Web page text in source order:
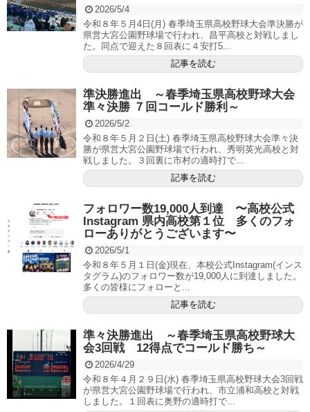
2026/5/4
令和８年５月4日(月) 春季埼玉県高校野球大会準決勝が
県営大宮公園野球場で行われ、昌平高校と対戦しまし
た。同点で迎えた８回表に４安打5...
記事を読む
準決勝進出 ～春季埼玉県高校野球大会
準々決勝 ７回コールド勝利～
2026/5/2
令和８年５月２日(土) 春季埼玉県高校野球大会準々決
勝が県営大宮公園野球場で行われ、秀明英光高校と対
戦しました。３回裏に市村の適時打で...
記事を読む
フォロワー数19,000人到達 〜高校公式
Instagram 県内高校第１位 多くのフォ
ローありがとうございます〜
2026/5/1
令和８年５月１日(金)現在、本校公式Instagram(インス
タグラム)のフォロワー数が19,000人に到達しました。
多くの皆様にフォローと...
記事を読む
準々決勝進出 ～春季埼玉県高校野球大
会3回戦 12得点でコールド勝ち～
2026/4/29
令和８年４月２９日(水) 春季埼玉県高校野球大会3回戦
が県営大宮公園野球場で行われ、市立浦和高校と対戦
しました。１回表に奥野の適時打で...